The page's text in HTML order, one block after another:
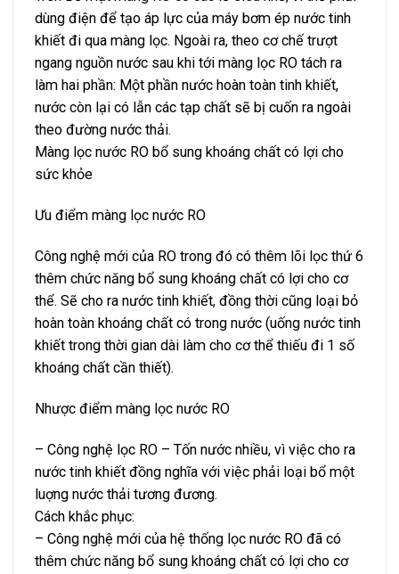
dùng điện để tạo áp lực của máy bơm ép nước tinh
khiết đi qua màng lọc. Ngoài ra, theo cơ chế trượt
ngang nguồn nước sau khi tới màng lọc RO tách ra
làm hai phần: Một phần nước hoàn toàn tinh khiết,
nước còn lại có lẫn các tạp chất sẽ bị cuốn ra ngoài
theo đường nước thải.
Màng lọc nước RO bổ sung khoáng chất có lợi cho
sức khỏe
Ưu điểm màng lọc nước RO
Công nghệ mới của RO trong đó có thêm lõi lọc thứ 6
thêm chức năng bổ sung khoáng chất có lợi cho cơ
thể. Sẽ cho ra nước tinh khiết, đồng thời cũng loại bỏ
hoàn toàn khoáng chất có trong nước (uống nước tinh
khiết trong thời gian dài làm cho cơ thể thiếu đi 1 số
khoáng chất cần thiết).
Nhược điểm màng lọc nước RO
– Công nghệ lọc RO – Tốn nước nhiều, vì việc cho ra
nước tinh khiết đồng nghĩa với việc phải loại bổ một
luợng nước thải tương đương.
Cách khắc phục:
– Công nghệ mới của hệ thống lọc nước RO đã có
thêm chức năng bổ sung khoáng chất có lợi cho cơ